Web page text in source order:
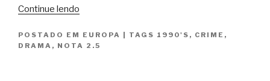
Continue lendo
Neve
/
POSTADO EM EUROPA TAGS 1990'S , CRIME ,
DRAMA , NOTA 2.5